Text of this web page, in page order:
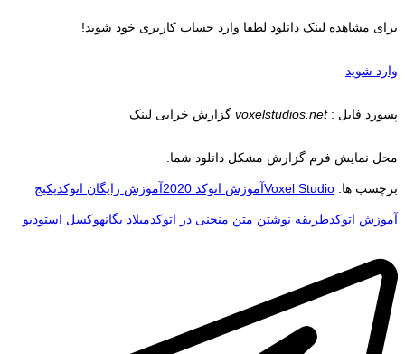
برای مشاهده لینک دانلود لطفا وارد حساب کاربری خود شوید!
وارد شوید
پسورد فایل :voxelstudios.net گزارش خرابی لینک
محل نمایش فرم گزارش مشکل دانلود شما.
برچسب ها: Voxel Studioآموزش اتوکد 2020 آموزش رایگان اتوکدپکیج
آموزش اتوکدطریقه نوشتن متن منحنی در اتوکدمیلاد یگانهوکسل استودیو